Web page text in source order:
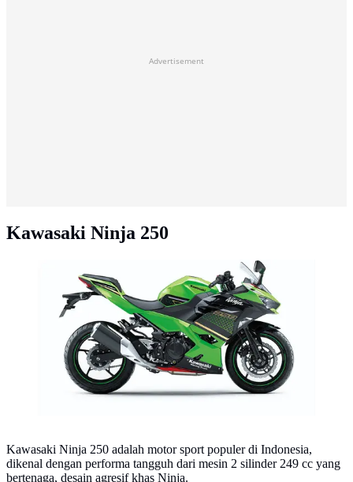
Advertisement
Kawasaki Ninja 250
Kawasaki Ninja 250 (kawasaki-motor.co.id)
Kawasaki Ninja 250 adalah motor sport populer di Indonesia,
dikenal dengan performa tangguh dari mesin 2 silinder 249 cc yang
bertenaga, desain agresif khas Ninja.